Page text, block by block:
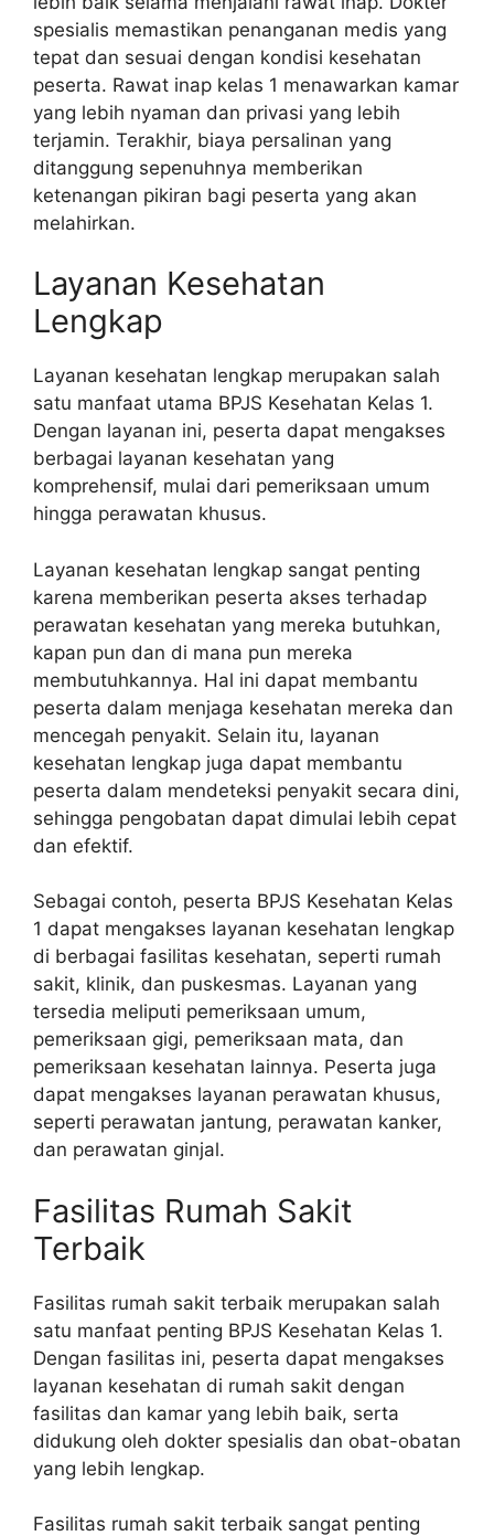
spesialis memastikan penanganan medis yang
tepat dan sesuai dengan kondisi kesehatan
peserta. Rawat inap kelas 1 menawarkan kamar
yang lebih nyaman dan privasi yang lebih
terjamin. Terakhir, biaya persalinan yang
ditanggung sepenuhnya memberikan
ketenangan pikiran bagi peserta yang akan
melahirkan.
Layanan Kesehatan
Lengkap
Layanan kesehatan lengkap merupakan salah
satu manfaat utama BPJS Kesehatan Kelas 1.
Dengan layanan ini, peserta dapat mengakses
berbagai layanan kesehatan yang
komprehensif, mulai dari pemeriksaan umum
hingga perawatan khusus.
Layanan kesehatan lengkap sangat penting
karena memberikan peserta akses terhadap
perawatan kesehatan yang mereka butuhkan,
kapan pun dan di mana pun mereka
membutuhkannya. Hal ini dapat membantu
peserta dalam menjaga kesehatan mereka dan
mencegah penyakit. Selain itu, layanan
kesehatan lengkap juga dapat membantu
peserta dalam mendeteksi penyakit secara dini,
sehingga pengobatan dapat dimulai lebih cepat
dan efektif.
Sebagai contoh, peserta BPJS Kesehatan Kelas
1 dapat mengakses layanan kesehatan lengkap
di berbagai fasilitas kesehatan, seperti rumah
sakit, klinik, dan puskesmas. Layanan yang
tersedia meliputi pemeriksaan umum,
pemeriksaan gigi, pemeriksaan mata, dan
pemeriksaan kesehatan lainnya. Peserta juga
dapat mengakses layanan perawatan khusus,
seperti perawatan jantung, perawatan kanker,
dan perawatan ginjal.
Fasilitas Rumah Sakit
Terbaik
Fasilitas rumah sakit terbaik merupakan salah
satu manfaat penting BPJS Kesehatan Kelas 1.
Dengan fasilitas ini, peserta dapat mengakses
layanan kesehatan di rumah sakit dengan
fasilitas dan kamar yang lebih baik, serta
didukung oleh dokter spesialis dan obat-obatan
yang lebih lengkap.
Fasilitas rumah sakit terbaik sangat penting